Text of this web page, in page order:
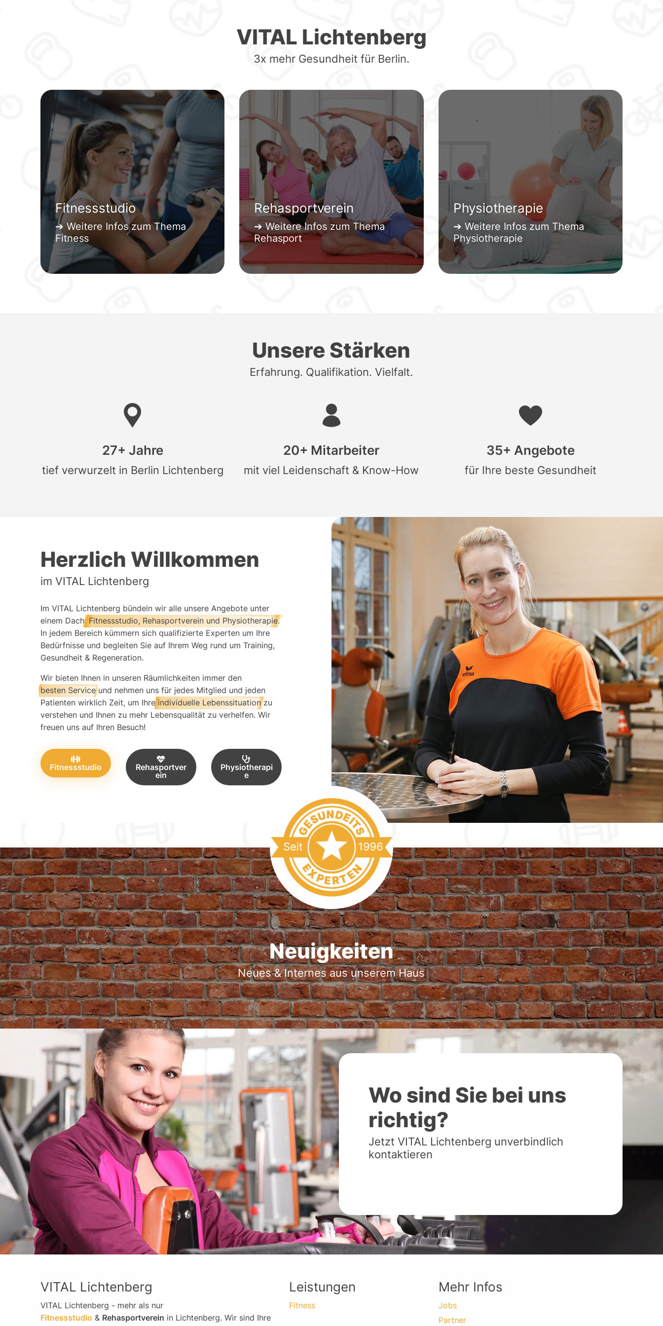
VITAL Lichtenberg
3x mehr Gesundheit für Berlin.
Fitnessstudio
➔ Weitere Infos zum Thema
Fitness
Rehasportverein
➔ Weitere Infos zum Thema
Rehasport
Physiotherapie
➔ Weitere Infos zum Thema
Physiotherapie
Unsere Stärken
Erfahrung. Qualifikation. Vielfalt.
27+ Jahre
tief verwurzelt in Berlin Lichtenberg
20+ Mitarbeiter
mit viel Leidenschaft & Know-How
35+ Angebote
für Ihre beste Gesundheit
Herzlich Willkommen
im VITAL Lichtenberg
Im VITAL Lichtenberg bündeln wir alle unsere Angebote unter
einem Dach: Fitnessstudio, Rehasportverein und Physiotherapie.
In jedem Bereich kümmern sich qualifizierte Experten um Ihre
Bedürfnisse und begleiten Sie auf Ihrem Weg rund um Training,
Gesundheit & Regeneration.
Wir bieten Ihnen in unseren Räumlichkeiten immer den
besten Serviceund nehmen uns für jedes Mitglied und jeden
Patienten wirklich Zeit, um Ihreindividuelle Lebenssituationzu
verstehen und Ihnen zu mehr Lebensqualität zu verhelfen. Wir
freuen uns auf Ihren Besuch!
Fitnessstudio
Rehasportver
ein
Physiotherapi
e
Neuigkeiten
Neues & Internes aus unserem Haus
Wo sind Sie bei uns
richtig?
Jetzt VITAL Lichtenberg unverbindlich
kontaktieren
VITAL Lichtenberg
VITAL Lichtenberg - mehr als nur
Fitnessstudio & Rehasportverein in Lichtenberg. Wir sind Ihre
Leistungen
Fitness
Mehr Infos
Jobs
Partner